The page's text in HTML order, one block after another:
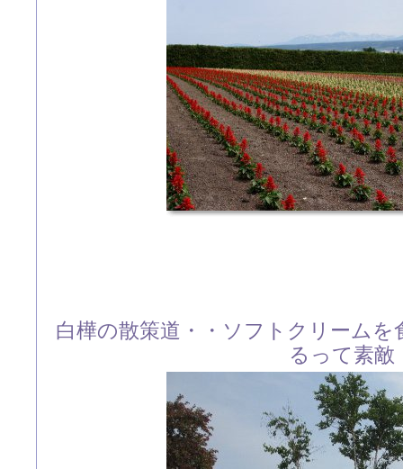
白樺の散策道・・ソフトクリーム
るって素敵